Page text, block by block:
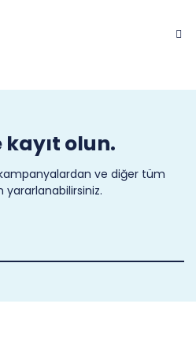
kayıt olun.
ve diğer tüm
yararlanabilirsiniz.